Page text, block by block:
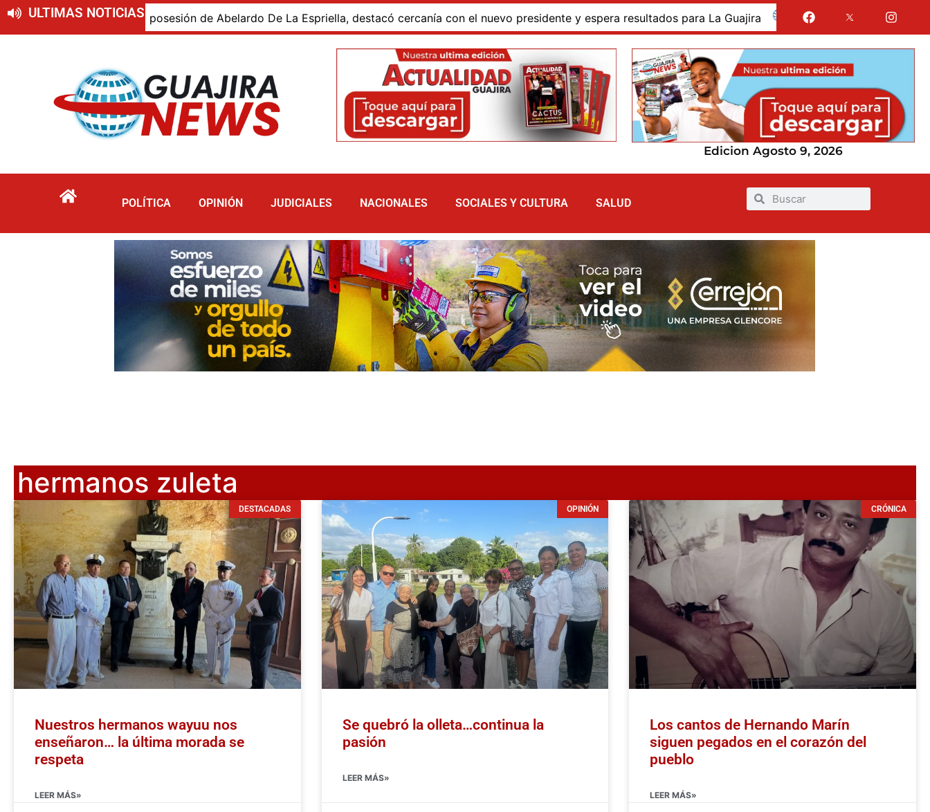
ULTIMAS NOTICIAS
presente en la posesión de Abelardo De La Espriella, destacó cercanía con el nuevo presidente y espera resultados para La Guajira La Guajira fue presentada como
Edicion Agosto 9, 2026
POLÍTICA OPINIÓN JUDICIALES NACIONALES SOCIALES Y CULTURA SALUD
hermanos zuleta
DESTACADAS
Nuestros hermanos wayuu nos
enseñaron… la última morada se
respeta
LEER MÁS»
OPINIÓN
Se quebró la olleta…continua la
pasión
LEER MÁS»
CRÓNICA
Los cantos de Hernando Marín
siguen pegados en el corazón del
pueblo
LEER MÁS»